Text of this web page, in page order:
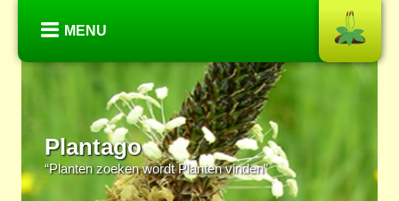
MENU
Plantago
“Planten zoeken wordt Planten vinden”